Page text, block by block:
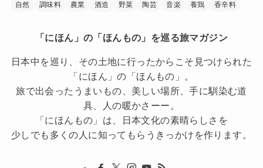
自然
調味料 農業 酒造 野菜 陶芸 音楽 養鶏 香辛料
「にほん」の「ほんもの」を巡る旅マガジン
日本中を巡り、その土地に行ったからこそ見つけられた
「にほん」の「ほんもの」。
旅で出会ったうまいもの、美しい場所、手に馴染む道
具、人の暖かさーー。
「にほんもの」は、日本文化の素晴らしさを
少しでも多くの人に知ってもらうきっかけを作ります。